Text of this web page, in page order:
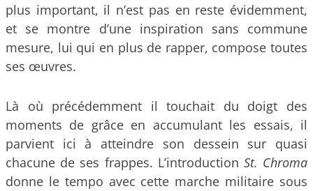
plus important, il n’est pas en reste évidemment,
et se montre d’une inspiration sans commune
mesure, lui qui en plus de rapper, compose toutes
ses œuvres.
Là où précédemment il touchait du doigt des
moments de grâce en accumulant les essais, il
parvient ici à atteindre son dessein sur quasi
chacune de ses frappes. L’introduction St. Chroma
donne le tempo avec cette marche militaire sous